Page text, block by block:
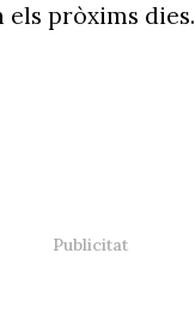
els pròxims dies.